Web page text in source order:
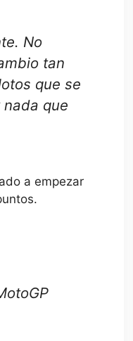
No
tan
que se
que
a empezar